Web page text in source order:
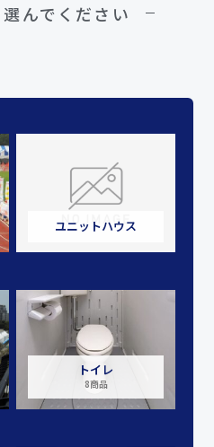
んでください
ユニットハウス
トイレ
8商品